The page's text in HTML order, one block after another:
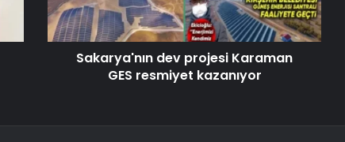
Sakarya'nın dev projesi Karaman
GES resmiyet kazanıyor